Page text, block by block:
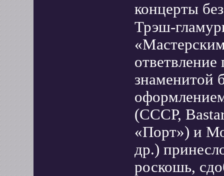
концерты
Трэш-
знаменитой
(СССР,
«Порт») и
др.)
роскошь,